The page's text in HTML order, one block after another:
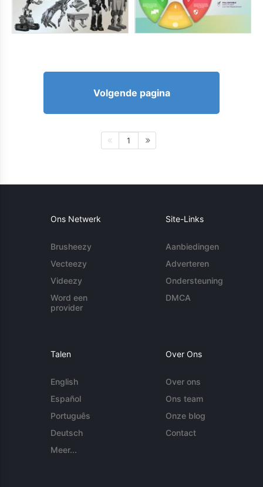
Volgende pagina
1
Ons Netwerk
Brusheezy
Vecteezy
Videezy
Word een
provider
Site-Links
Aanbiedingen
Adverteren
Ondersteuning
DMCA
Talen
English
Español
Português
Deutsch
Meer...
Over Ons
Over ons
Ons team
Onze blog
Contact